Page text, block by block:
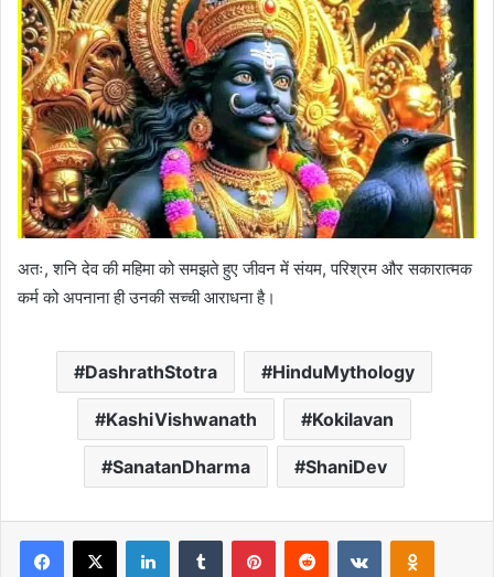
अतः, शनि देव की महिमा को समझते हुए जीवन में संयम, परिश्रम और सकारात्मक
कर्म को अपनाना ही उनकी सच्ची आराधना है।
DashrathStotra HinduMythology
KashiVishwanath Kokilavan
SanatanDharma ShaniDev
Facebook
X LinkedInTumblr PinterestReddit VKontakte